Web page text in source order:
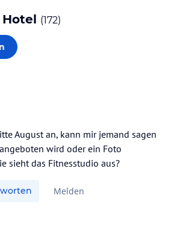
(172)
August an, kann mir jemand sagen
wird oder ein Foto
sieht das Fitnesstudio aus?
Melden